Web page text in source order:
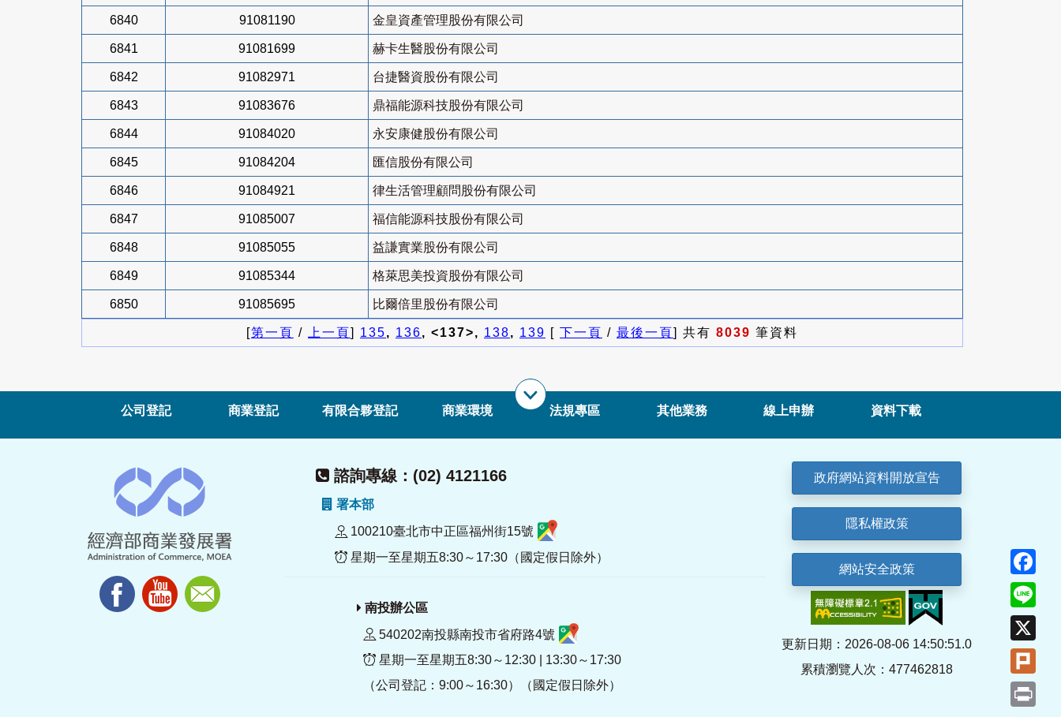
6840 91081190 金皇資產管理股份有限公司
6841 91081699 赫卡生醫股份有限公司
6842 91082971 台捷醫資股份有限公司
6843 91083676 鼎福能源科技股份有限公司
6844 91084020 永安康健股份有限公司
6845 91084204 匯信股份有限公司
6846 91084921 律生活管理顧問股份有限公司
6847 91085007 福信能源科技股份有限公司
6848 91085055 益謙實業股份有限公司
6849 91085344 格萊思美投資股份有限公司
6850 91085695 比爾倍里股份有限公司
[第一頁 / 上一頁] 135, 136, <137>, 138, 139 [ 下一頁 / 最後一頁] 共有 8039 筆資料
公司登記 商業登記 有限合夥登記 商業環境 法規專區 其他業務 線上申辦 資料下載
諮詢專線：(02) 4121166
署本部
100210臺北市中正區福州街15號
星期一至星期五8:30～17:30（國定假日除外）
南投辦公區
540202南投縣南投市省府路4號
星期一至星期五8:30～12:30 | 13:30～17:30
（公司登記：9:00～16:30）（國定假日除外）
政府網站資料開放宣告
隱私權政策
網站安全政策
更新日期：2026-08-06 14:50:51.0
累積瀏覽人次：477462818